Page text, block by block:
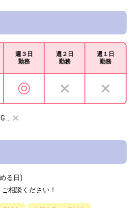
週３日
勤務
週２日
勤務
週１日
勤務
…
る日)
相談ください！